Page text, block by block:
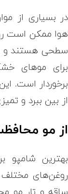
در بسیاری از
هوا ممکن است
سطحی هستند و
برای موهای
برخوردار است.
از بین ببرد و
از مو
بهترین
روغن‌های مختلف